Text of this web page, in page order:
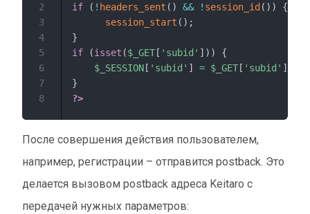
if
( ! headers_sent ( ) && ! session_id ( ) )
{
session_start ( ) ;
}
if
(isset ($_GET [ 'subid' ] ) )
{
$_SESSION [ 'subid' ] = $_GET [ 'subid' ]
}
?>
2
3
4
5
6
7
8
После совершения действия пользователем,
например, регистрации – отправится postback. Это
делается вызовом postback адреса Keitaro с
передачей нужных параметров: